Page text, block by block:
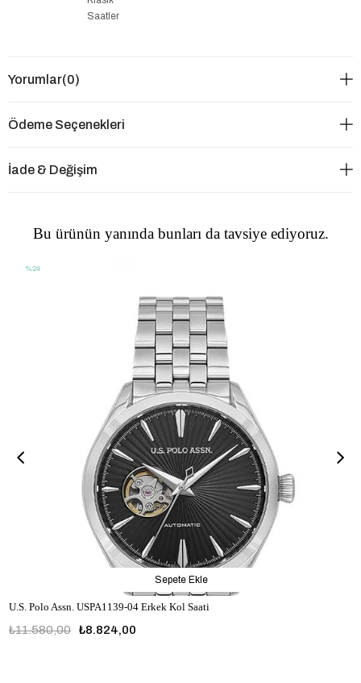
Saatler
Yorumlar(0)
Ödeme Seçenekleri
İade & Değişim
Bu ürünün yanında bunları da tavsiye ediyoruz.
U.S. Polo Assn. USPA1139-04 Erkek Kol Saati
₺8.824,00
₺11.580,00
Sepete Ekle
%24